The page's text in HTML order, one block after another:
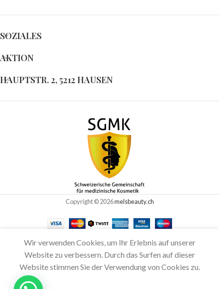
SOZIALES
AKTION
HAUPTSTR. 2, 5212 HAUSEN
Copyright © 2026melsbeauty.ch
Wir verwenden Cookies, um Ihr Erlebnis auf unserer
Website zu verbessern. Durch das Surfen auf dieser
Website stimmen Sie der Verwendung von Cookies zu.